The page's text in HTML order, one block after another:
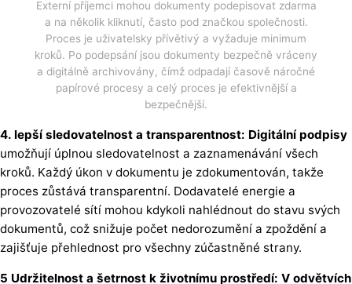
Externí příjemci mohou dokumenty podepisovat zdarma
a na několik kliknutí, často pod značkou společnosti.
Proces je uživatelsky přívětivý a vyžaduje minimum
kroků. Po podepsání jsou dokumenty bezpečně vráceny
a digitálně archivovány, čímž odpadají časově náročné
papírové procesy a celý proces je efektivnější a
bezpečnější.
4. lepší sledovatelnost a transparentnost: Digitální podpisy
umožňují úplnou sledovatelnost a zaznamenávání všech
kroků. Každý úkon v dokumentu je zdokumentován, takže
proces zůstává transparentní. Dodavatelé energie a
provozovatelé sítí mohou kdykoli nahlédnout do stavu svých
dokumentů, což snižuje počet nedorozumění a zpoždění a
zajišťuje přehlednost pro všechny zúčastněné strany.
5 Udržitelnost a šetrnost k životnímu prostředí: V odvětvích